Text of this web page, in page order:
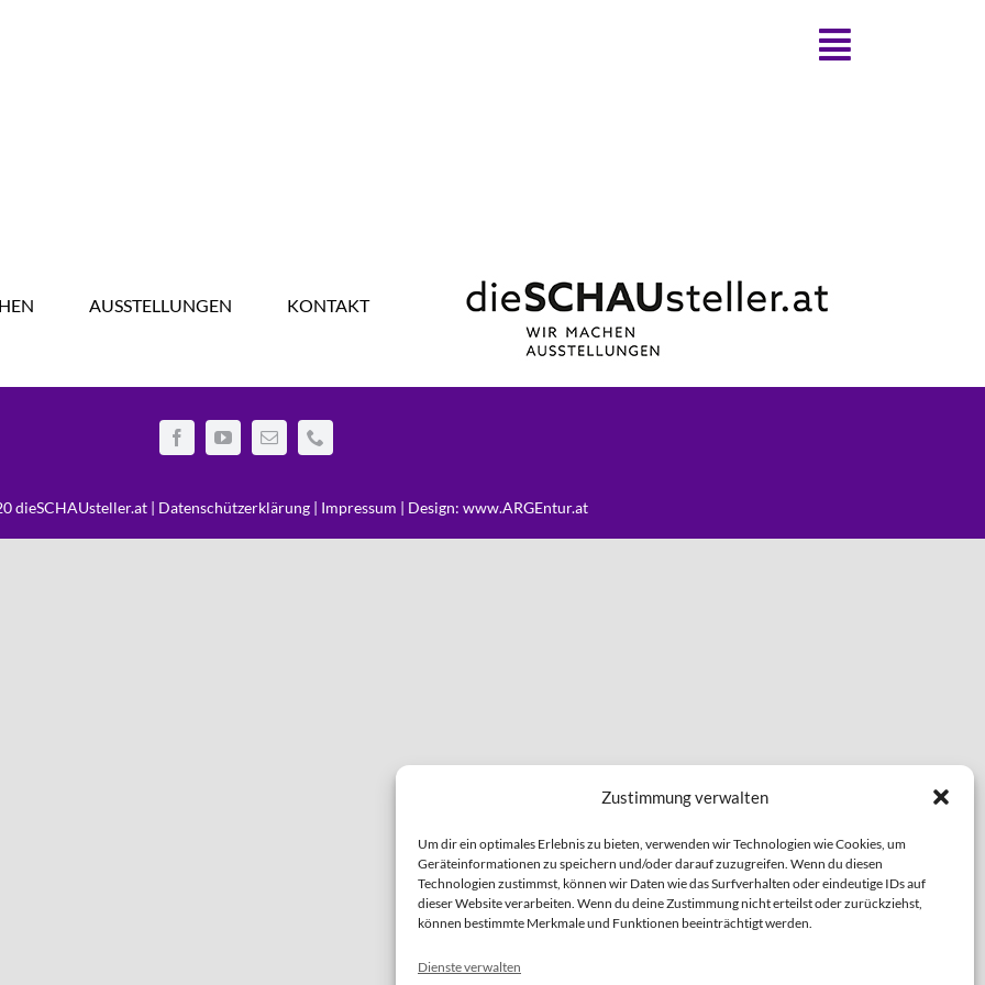
Zustimmung verwalten
Um dir ein optimales Erlebnis zu bieten, verwenden wir Technologien wie Cookies, um
Geräteinformationen zu speichern und/oder darauf zuzugreifen. Wenn du diesen
Technologien zustimmst, können wir Daten wie das Surfverhalten oder eindeutige IDs auf
dieser Website verarbeiten. Wenn du deine Zustimmung nicht erteilst oder zurückziehst,
können bestimmte Merkmale und Funktionen beeinträchtigt werden.
Dienste verwalten
AUSSTELLUNGEN KONTAKT
dieSCHAUsteller.at | Datenschützerklärung | Impressum | Design: www.ARGEntur.at